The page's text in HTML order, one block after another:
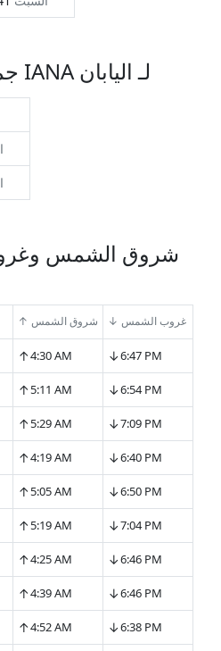
جميع المناطق الزمنية IANA لـ اليابان
شروق الشمس
↑ شروق الشمس ↓ غروب الشمس
↑4:30 AM ↓6:47 PM
↑5:11 AM ↓6:54 PM
↑5:29 AM ↓7:09 PM
↑4:19 AM ↓6:40 PM
↑5:05 AM ↓6:50 PM
↑5:19 AM ↓7:04 PM
↑4:25 AM ↓6:46 PM
↑4:39 AM ↓6:46 PM
↑4:52 AM ↓6:38 PM